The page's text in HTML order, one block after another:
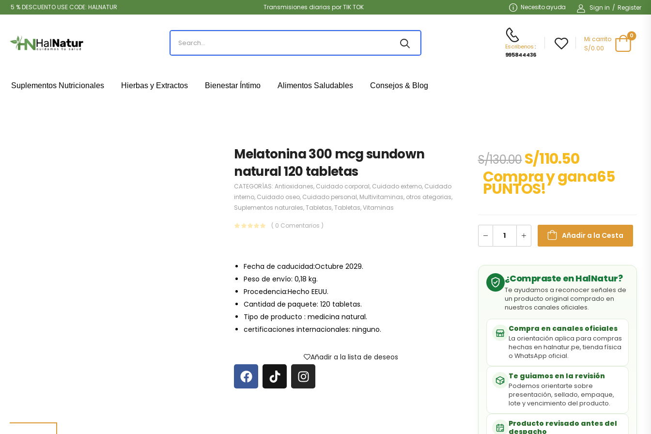
5 % DESCUENTO USE CODE: HALNATUR Transmisiones diarias por TIK TOK Necesito ayuda Sign in / Register
Escribenos:
995844436
Mi carrito
S/0.00
0
Suplementos Nutricionales Hierbas y Extractos Bienestar Íntimo Alimentos Saludables Consejos & Blog
Melatonina 300 mcg sundown
natural 120 tabletas
CATEGORÍAS:Antioxidanes, Cuidado corporal, Cuidado externo, Cuidado
interno, Cuidado oseo, Cuidado personal, Multivitaminas, otros ategorias,
Suplementos naturales,Tabletas,Tabletas,Vitaminas
( 0 Comentarios )
Fecha de caducidad:Octubre 2029.
Peso de envío: 0,18 kg.
Procedencia:Hecho EEUU.
Cantidad de paquete: 120 tabletas.
Tipo de producto : medicina natural.
certificaciones internacionales: ninguno.
Añadir a la lista de deseos
S/130.00S/110.50
Compra y gana65
PUNTOS!
Añadir a la Cesta
¿Compraste en HalNatur?
Te ayudamos a reconocer señales de
un producto original comprado en
nuestros canales oficiales.
Compra en canales oficiales
La orientación aplica para compras
hechas en halnatur.pe, tienda física
o WhatsApp oficial.
Te guiamos en la revisión
Podemos orientarte sobre
presentación, sellado, empaque,
lote y vencimiento del producto.
Producto revisado antes del
despacho